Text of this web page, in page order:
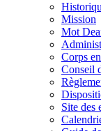
Mission
Mot
Corps
Conseil
Site des